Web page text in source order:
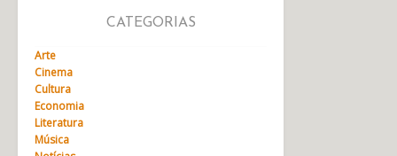
CATEGORIAS
Arte
Cinema
Cultura
Economia
Literatura
Música